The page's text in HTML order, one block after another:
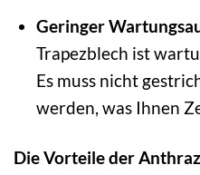
Geringer
Trapezblech ist
Es muss nicht
werden, was Ihnen
Die Vorteile der